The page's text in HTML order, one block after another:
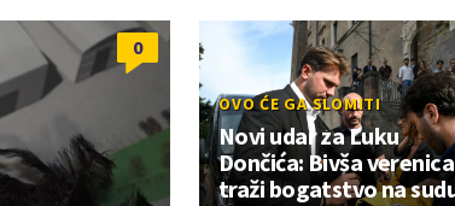
0
OVO ĆE GA SLOMITI
Novi udar za Luku
Dončića: Bivša verenica
traži bogatstvo na